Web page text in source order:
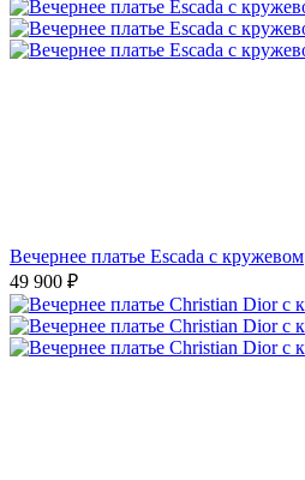
Вечернее платье Escada с кружевом
49 900 ₽